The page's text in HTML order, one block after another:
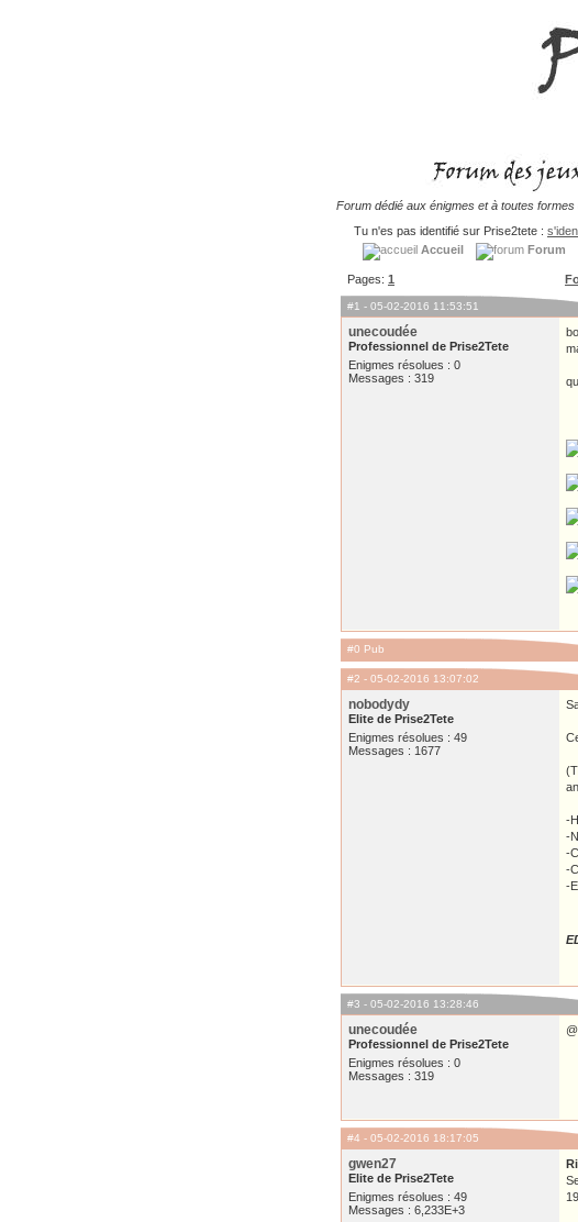
Forum dédié aux énigmes et à toutes formes
Tu n'es pas identifié sur Prise2tete :
Accueil
Forum
Pages: 1
#1 - 05-02-2016 11:53:51
unecoudée
Professionnel de Prise2Tete
Enigmes résolues : 0
Messages : 319
#0 Pub
#2 - 05-02-2016 13:07:02
nobodydy
Elite de Prise2Tete
Enigmes résolues : 49
Messages : 1677
-
-
-
-
-
#3 - 05-02-2016 13:28:46
unecoudée
Professionnel de Prise2Tete
Enigmes résolues : 0
Messages : 319
#4 - 05-02-2016 18:17:05
gwen27
Elite de Prise2Tete
Enigmes résolues : 49
Messages : 6,233E+3